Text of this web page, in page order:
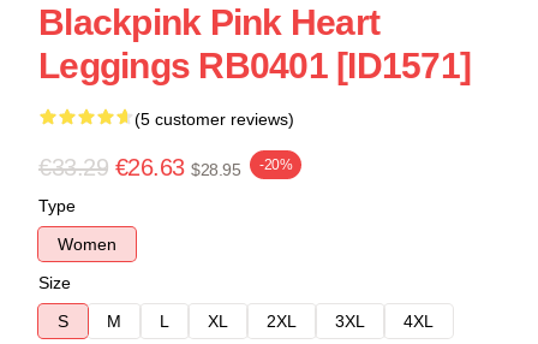
Blackpink Pink Heart
Leggings RB0401 [ID1571]
(5 customer reviews)
€33.29 €26.63 $28.95 -20%
Type
Women
Size
S
M L XL 2XL 3XL 4XL